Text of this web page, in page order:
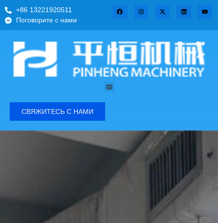
+86 13221920511
Поговорите с нами
СВЯЖИТЕСЬ С НАМИ